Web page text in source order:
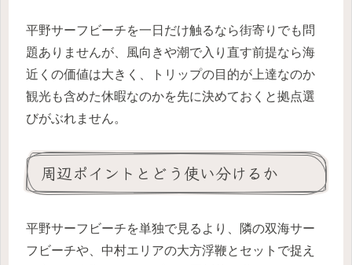
平野サーフビーチを一日だけ触るなら街寄りでも問
題ありませんが、風向きや潮で入り直す前提なら海
近くの価値は大きく、トリップの目的が上達なのか
観光も含めた休暇なのかを先に決めておくと拠点選
びがぶれません。
周辺ポイントとどう使い分けるか
平野サーフビーチを単独で見るより、隣の双海サー
フビーチや、中村エリアの大方浮鞭とセットで捉え